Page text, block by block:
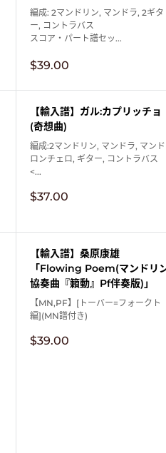
編成: 2マンドリン, マンドラ, 2ギタ
ー, コントラバス
スコア・パート譜セッ...
販
価
$39.00
【輸入譜】ガル:カプリッチョ
(奇想曲)
編成:2マンドリン, マンドラ, マンド
ロンチェロ, ギター, コントラバス
<...
販
格
$37.00
【輸入譜】桑原康雄
「Flowing Poem(マンドリ
協奏曲『籟動』Pf伴奏版)」
【MN,PF】[トーバー=フォークト
編](MN譜付き)
販
$39.00